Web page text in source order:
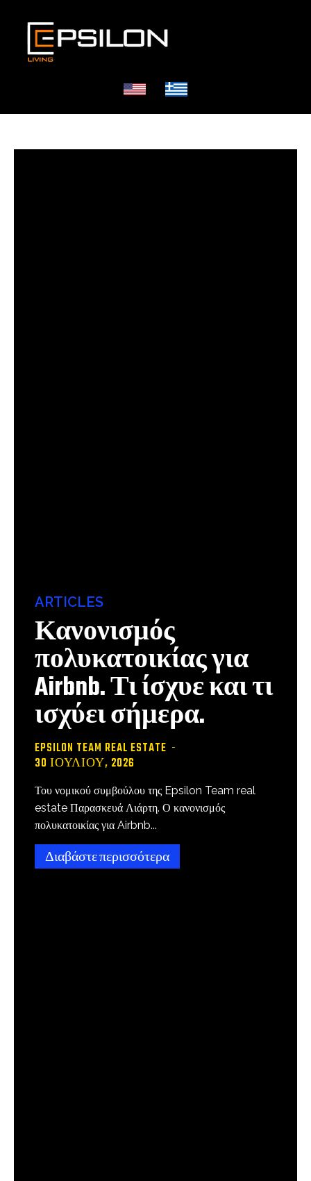
ARTICLES
Κανονισμός
πολυκατοικίας για
Airbnb. Τι ίσχυε και τι
ισχύει σήμερα.
EPSILON TEAM REAL ESTATE -
30 ΙΟΥΛΊΟΥ, 2026
Του νομικού συμβούλου της Epsilon Team real
estate Παρασκευά Λιάρτη. Ο κανονισμός
πολυκατοικίας για Airbnb...
Διαβάστε περισσότερα